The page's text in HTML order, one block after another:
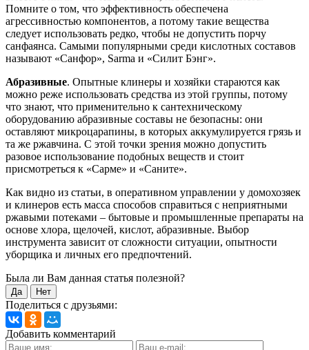
Помните о том, что эффективность обеспечена
агрессивностью компонентов, а потому такие вещества
следует использовать редко, чтобы не допустить порчу
санфаянса. Самыми популярными среди кислотных составов
называют «Санфор», Sarma и «Силит Бэнг».
Абразивные. Опытные клинеры и хозяйки стараются как
можно реже использовать средства из этой группы, потому
что знают, что применительно к сантехническому
оборудованию абразивные составы не безопасны: они
оставляют микроцарапины, в которых аккумулируется грязь и
та же ржавчина. С этой точки зрения можно допустить
разовое использование подобных веществ и стоит
присмотреться к «Сарме» и «Саните».
Как видно из статьи, в оперативном управлении у домохозяек
и клинеров есть масса способов справиться с неприятными
ржавыми потеками – бытовые и промышленные препараты на
основе хлора, щелочей, кислот, абразивные. Выбор
инструмента зависит от сложности ситуации, опытности
уборщика и личных его предпочтений.
Была ли Вам данная статья полезной?
Да Нет
Поделиться с друзьями:
Добавить комментарий